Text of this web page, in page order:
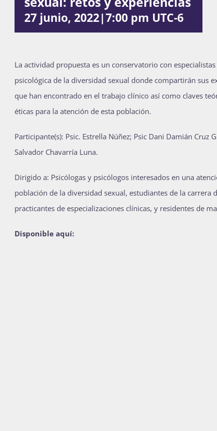
Publicaciones
27 junio, 2022|7:00 pm UTC-6
La actividad propuesta es un conservatorio con
psicológica de la diversidad sexual donde compartirán sus
que han encontrado en el trabajo clínico así como claves
éticas para la atención de esta población.
Participante(s): Psic. Estrella Núñez; Psic Dani Damián Cruz
Salvador Chavarría Luna.
Dirigido a: Psicólogas y psicólogos interesados en una
población de la diversidad sexual, estudiantes de la carrera
practicantes de especializaciones clínicas, y residentes de
Disponible aquí: